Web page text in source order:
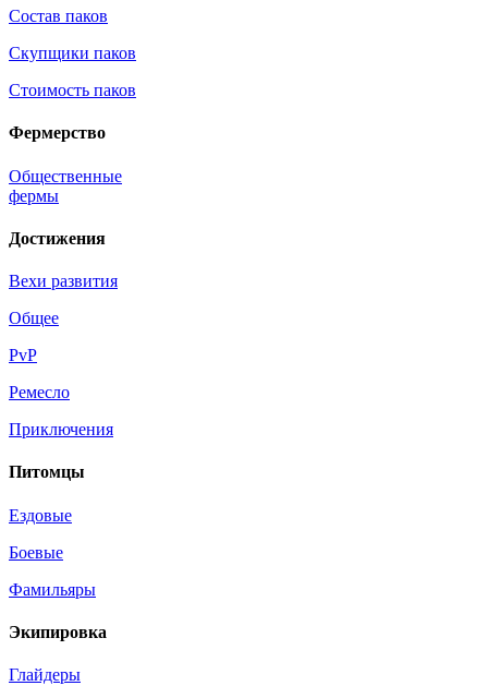
Состав паков
Скупщики паков
Стоимость паков
Фермерство
Общественные
фермы
Достижения
Вехи развития
Общее
PvP
Ремесло
Приключения
Питомцы
Ездовые
Боевые
Фамильяры
Экипировка
Глайдеры